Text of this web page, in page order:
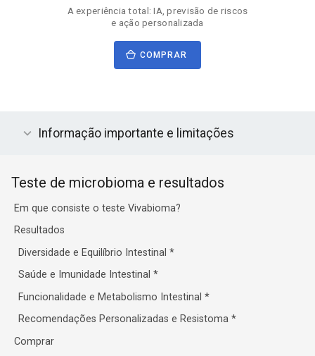
A experiência total: IA, previsão de riscos
e ação personalizada
COMPRAR
Informação importante e limitações
Teste de microbioma e resultados
Em que consiste o teste Vivabioma?
Resultados
Diversidade e Equilíbrio Intestinal*
Saúde e Imunidade Intestinal*
Funcionalidade e Metabolismo Intestinal*
Recomendações Personalizadas e Resistoma*
Comprar